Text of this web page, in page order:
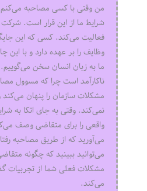
من وقتی با کسی مصاحبه
شرایط ما از این قرار است. شرکت
فعالیت می‌کند. کسی که این
وظایف را بر عهده دارد و با
ما به زبان انسان سخن
ناکارآمد است چرا که مسوول
مشکلات سازمان را پنهان می‌کند
نمی‌کند. وقتی به جای اتکا به
واقعی را برای متقاضی وصف
می‌آورید که از طریق مصاحبه
می‌توانید ببینید که چگونه
مشکلات فعلی شما از تجربیات
می‌کند.